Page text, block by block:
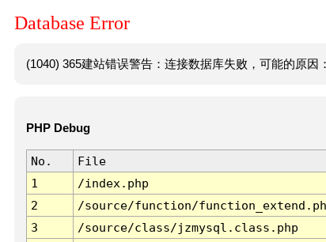
Database Error
(1040) 365建站错误警告：连接数据库失败，可能的原因
PHP Debug
No. File
1
/index.php
2
/source/function/
3
/source/class/jzmysql.class.php